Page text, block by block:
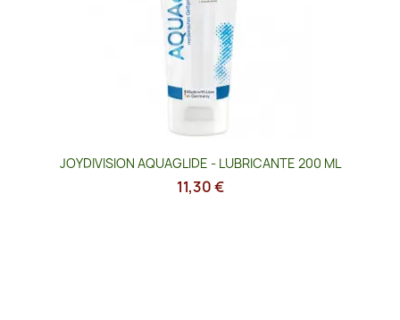
JOYDIVISION AQUAGLIDE - LUBRICANTE 200 ML
11,30 €